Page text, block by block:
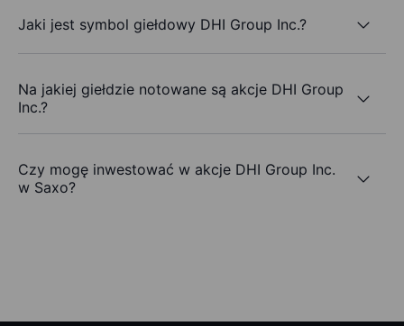
Jaki jest symbol giełdowy DHI Group Inc.?
Na jakiej giełdzie notowane są akcje DHI Group
Inc.?
Czy mogę inwestować w akcje DHI Group Inc.
w Saxo?